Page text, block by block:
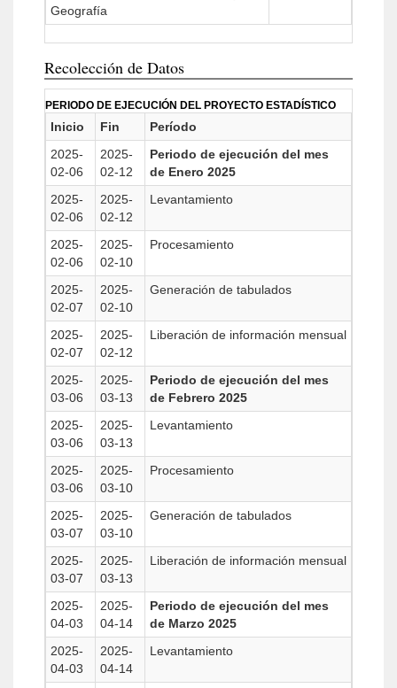
Geografía
Recolección de Datos
PERIODO DE EJECUCIÓN DEL PROYECTO ESTADÍSTICO
Inicio Fin
Período
2025-
02-06
2025-
02-12
Periodo de ejecución del mes
de Enero 2025
2025-
02-06
2025-
02-12
Levantamiento
2025-
02-06
2025-
02-10
Procesamiento
2025-
02-07
2025-
02-10
Generación de tabulados
2025-
02-07
2025-
02-12
Liberación de información mensual
2025-
03-06
2025-
03-13
Periodo de ejecución del mes
de Febrero 2025
2025-
03-06
2025-
03-13
Levantamiento
2025-
03-06
2025-
03-10
Procesamiento
2025-
03-07
2025-
03-10
Generación de tabulados
2025-
03-07
2025-
03-13
Liberación de información mensual
2025-
04-03
2025-
04-14
Periodo de ejecución del mes
de Marzo 2025
2025-
04-03
2025-
04-14
Levantamiento